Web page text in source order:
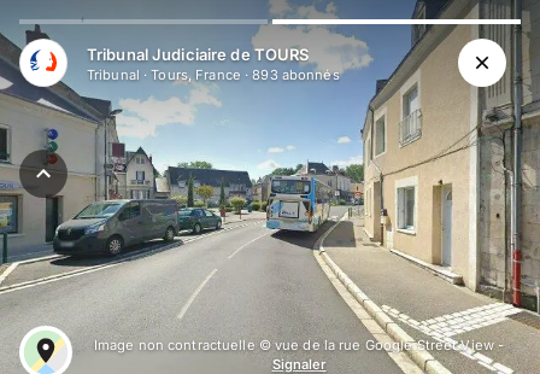
Tribunal Judiciaire de TOURS
Tribunal ·Tours, France ·893 abonnés
Image non contractuelle © vue de la rue Google Street View -
Signaler